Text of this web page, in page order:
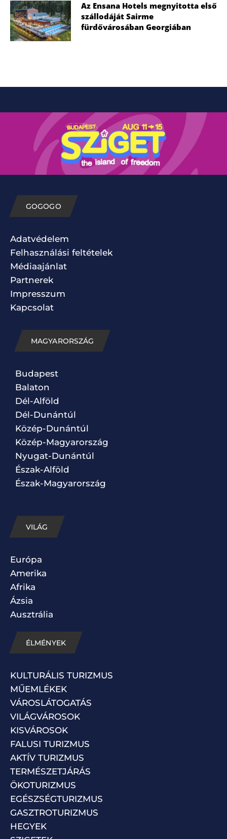
Az Ensana Hotels megnyitotta első
szállodáját Sairme
fürdővárosában Georgiában
GOGOGO
Adatvédelem
Felhasználási feltételek
Médiaajánlat
Partnerek
Impresszum
Kapcsolat
MAGYARORSZÁG
Budapest
Balaton
Dél-Alföld
Dél-Dunántúl
Közép-Dunántúl
Közép-Magyarország
Nyugat-Dunántúl
Észak-Alföld
Észak-Magyarország
VILÁG
Európa
Amerika
Afrika
Ázsia
Ausztrália
ÉLMÉNYEK
KULTURÁLIS TURIZMUS
MŰEMLÉKEK
VÁROSLÁTOGATÁS
VILÁGVÁROSOK
KISVÁROSOK
FALUSI TURIZMUS
AKTÍV TURIZMUS
TERMÉSZETJÁRÁS
ÖKOTURIZMUS
EGÉSZSÉGTURIZMUS
GASZTROTURIZMUS
HEGYEK